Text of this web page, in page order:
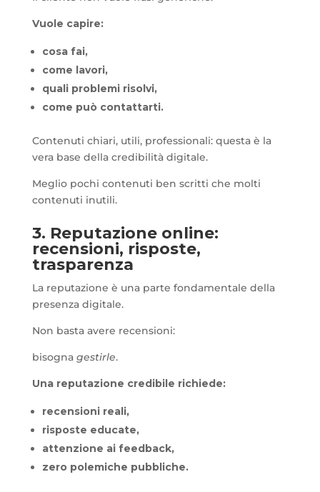
Vuole capire:
cosa fai,
come lavori,
quali problemi risolvi,
come può contattarti.
Contenuti chiari, utili, professionali: questa è la
vera base della credibilità digitale.
Meglio pochi contenuti ben scritti che molti
contenuti inutili.
3. Reputazione online:
recensioni, risposte,
trasparenza
La reputazione è una parte fondamentale della
presenza digitale.
Non basta avere recensioni:
bisogna gestirle.
Una reputazione credibile richiede:
recensioni reali,
risposte educate,
attenzione ai feedback,
zero polemiche pubbliche.